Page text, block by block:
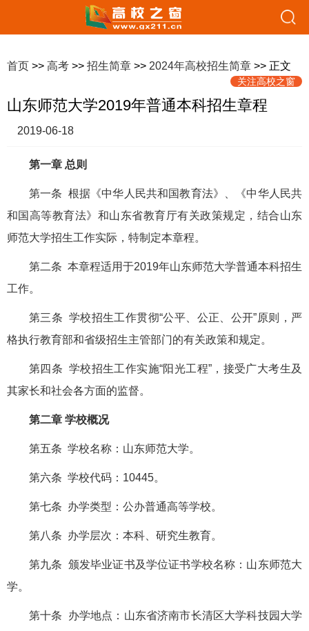
首页 >> 高考 >> 招生简章 >> 2024年高校招生简章 >> 正文
关注高校之窗
山东师范大学2019年普通本科招生章程
2019-06-18
第一章 总则
第一条 根据《中华人民共和国教育法》、《中华人民共
和国高等教育法》和山东省教育厅有关政策规定，结合山东
师范大学招生工作实际，特制定本章程。
第二条 本章程适用于2019年山东师范大学普通本科招生
工作。
第三条 学校招生工作贯彻“公平、公正、公开”原则，严
格执行教育部和省级招生主管部门的有关政策和规定。
第四条 学校招生工作实施“阳光工程”，接受广大考生及
其家长和社会各方面的监督。
第二章 学校概况
第五条 学校名称：山东师范大学。
第六条 学校代码：10445。
第七条 办学类型：公办普通高等学校。
第八条 办学层次：本科、研究生教育。
第九条 颁发毕业证书及学位证书学校名称：山东师范大
学。
第十条 办学地点：山东省济南市长清区大学科技园大学